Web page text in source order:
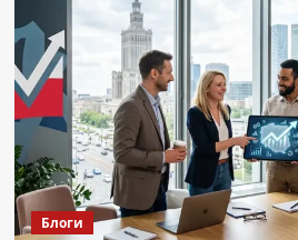
відрізняються
і
6
клас
Блоги